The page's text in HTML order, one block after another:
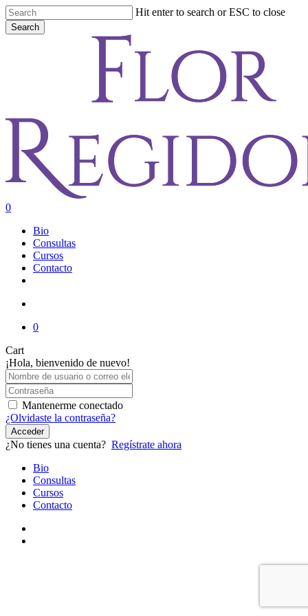
Skip
to
main
Hit enter to search or ESC to close
Search
account
0
Bio
Consultas
Cursos
Contacto
0
CartClose
Cart
¡Hola, bienvenido de nuevo!
Mantenerme conectado
¿Olvidaste la contraseña?
Acceder
¿No tienes una cuenta? Regístrate ahora
Close
Menu
Bio
Consultas
Cursos
Contacto